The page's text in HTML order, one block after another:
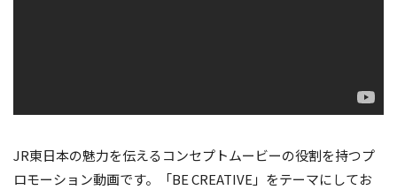
JR東日本の魅力を伝えるコンセプトムービーの役割を持つプ
ロモーション動画です。「BE CREATIVE」をテーマにしてお